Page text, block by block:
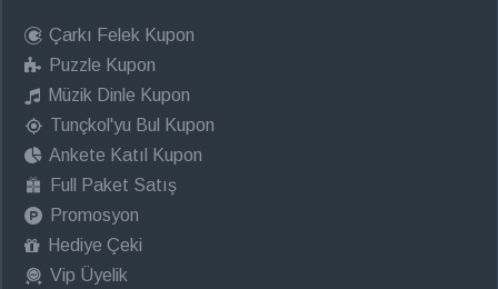
Çarkı Felek Kupon
Puzzle Kupon
Müzik Dinle Kupon
Tunçkol'yu Bul Kupon
Ankete Katıl Kupon
Full Paket Satış
Promosyon
Hediye Çeki
Vip Üyelik